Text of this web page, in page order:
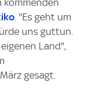
. "Es geht um
uns guttun.
Land",
gesagt.